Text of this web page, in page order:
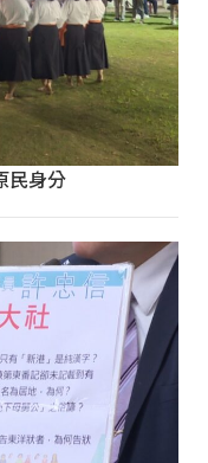
民身分